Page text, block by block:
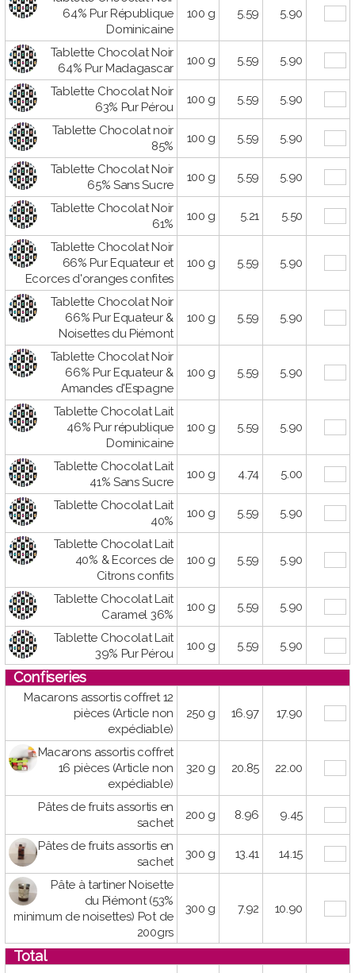
64% Pur République
Dominicaine
100 g 5.59 5.90
Tablette Chocolat Noir
64% Pur Madagascar
100 g 5.59 5.90
Tablette Chocolat Noir
63% Pur Pérou
100 g 5.59 5.90
Tablette Chocolat noir
85%
100 g 5.59 5.90
Tablette Chocolat Noir
65% Sans Sucre
100 g 5.59 5.90
Tablette Chocolat Noir
61%
100 g 5.21 5.50
Tablette Chocolat Noir
66% Pur Equateur et
Ecorces d'oranges confites
100 g 5.59 5.90
Tablette Chocolat Noir
66% Pur Equateur &
Noisettes du Piémont
100 g 5.59 5.90
Tablette Chocolat Noir
66% Pur Equateur &
Amandes d'Espagne
100 g 5.59 5.90
Tablette Chocolat Lait
46% Pur république
Dominicaine
100 g 5.59 5.90
Tablette Chocolat Lait
41% Sans Sucre
100 g 4.74 5.00
Tablette Chocolat Lait
40%
100 g 5.59 5.90
Tablette Chocolat Lait
40% & Ecorces de
Citrons confits
100 g 5.59 5.90
Tablette Chocolat Lait
Caramel 36%
100 g 5.59 5.90
Tablette Chocolat Lait
39% Pur Pérou
100 g 5.59 5.90
Confiseries
Macarons assortis coffret 12
pièces (Article non
expédiable)
250 g 16.97 17.90
Macarons assortis coffret
16 pièces (Article non
expédiable)
320 g 20.85 22.00
Pâtes de fruits assortis en
sachet
200 g 8.96 9.45
Pâtes de fruits assortis en
sachet
300 g 13.41 14.15
Pâte à tartiner Noisette
du Piémont (53%
minimum de noisettes) Pot de
200grs
300 g 7.92 10.90
Total